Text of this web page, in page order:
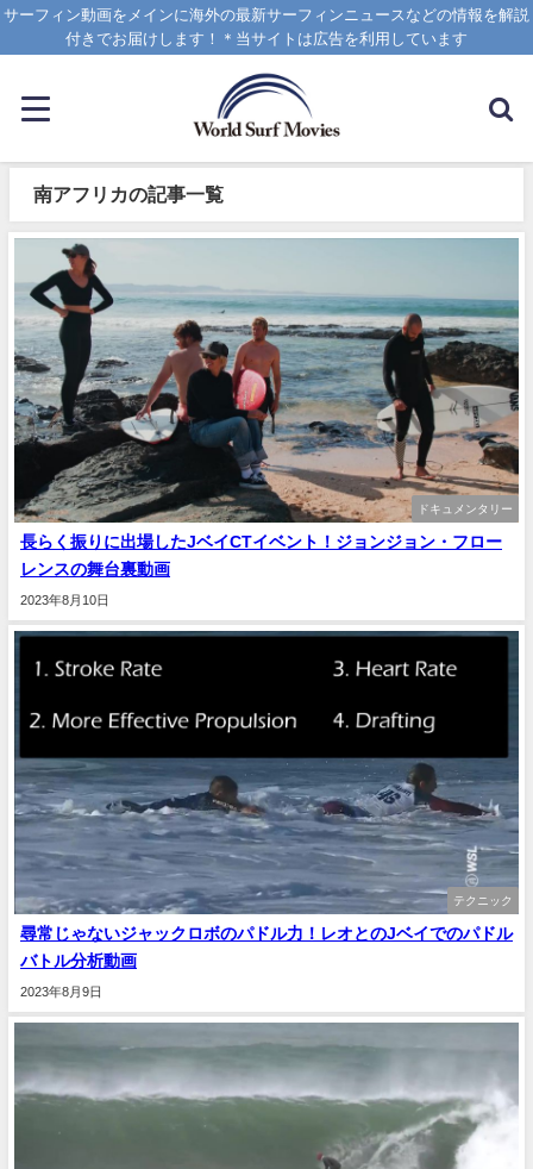
サーフィン動画をメインに海外の最新サーフィンニュースなどの情報を解説
付きでお届けします！＊当サイトは広告を利用しています
南アフリカの記事一覧
ドキュメンタリー
長らく振りに出場したJベイCTイベント！ジョンジョン・フロー
レンスの舞台裏動画
2023年8月10日
テクニック
尋常じゃないジャックロボのパドル力！レオとのJベイでのパドル
バトル分析動画
2023年8月9日